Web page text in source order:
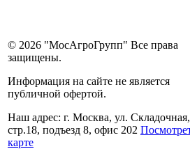
© 2026 "МосАгроГрупп" Все права
защищены.
Информация на сайте не является
публичной офертой.
Наш адрес: г. Москва, ул.
стр.18, подъезд 8, офис 202
карте